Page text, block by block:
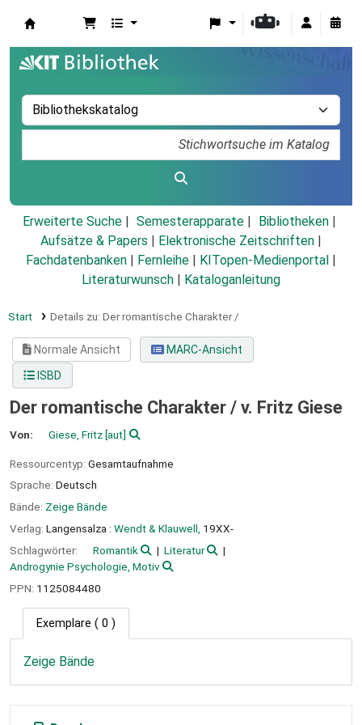
Erweiterte Suche Semesterapparate
Bibliotheken
Aufsätze & Papers
Elektronische Zeitschriften
Fachdatenbanken
Fernleihe KITopen-Medienportal
Literaturwunsch
Kataloganleitung
Start Details zu: Der romantische Charakter /
Normale Ansicht
MARC-Ansicht
ISBD
Der romantische Charakter / v. Fritz Giese
Von: Giese, Fritz[aut]
Ressourcentyp: Gesamtaufnahme
Sprache: Deutsch
Bände: Zeige Bände
Verlag: Langensalza : Wendt & Klauwell, 19XX-
Schlagwörter:
Romantik
Literatur
Androgynie Psychologie, Motiv
PPN: 1125084480
Exemplare ( 0 )
Zeige Bände